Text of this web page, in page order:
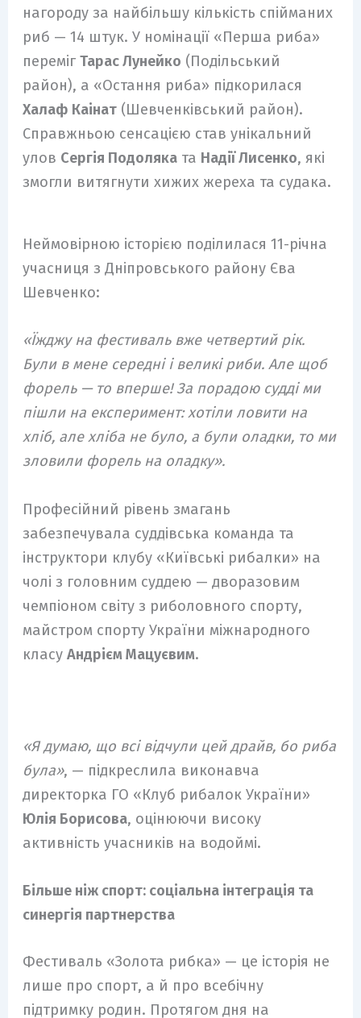
нагороду за найбільшу кількість спійманих
риб — 14 штук. У номінації «Перша риба»
перемігТарас Лунейко (Подільський
район), а «Остання риба» підкорилася
Халаф Каінат (Шевченківський район).
Справжньою сенсацією став унікальний
улов Сергія Подоляка та Надії Лисенко, які
змогли витягнути хижих жереха та судака.
Неймовірною історією поділилася 11-річна
учасниця з Дніпровського району Єва
Шевченко:
«Їжджу на фестиваль вже четвертий рік.
Були в мене середні і великі риби. Але щоб
форель — то вперше! За порадою судді ми
пішли на експеримент: хотіли ловити на
хліб, але хліба не було, а були оладки, то ми
зловили форель на оладку».
Професійний рівень змагань
забезпечувала суддівська команда та
інструктори клубу «Київські рибалки» на
чолі з головним суддею — дворазовим
чемпіоном світу з риболовного спорту,
майстром спорту України міжнародного
класуАндрієм Мацуєвим.
«Я думаю, що всі відчули цей драйв, бо риба
була», — підкреслила виконавча
директорка ГО «Клуб рибалок України»
Юлія Борисова, оцінюючи високу
активність учасників на водоймі.
Більше ніж спорт: соціальна інтеграція та
синергія партнерства
Фестиваль «Золота рибка» — це історія не
лише про спорт, а й про всебічну
підтримку родин. Протягом дня на